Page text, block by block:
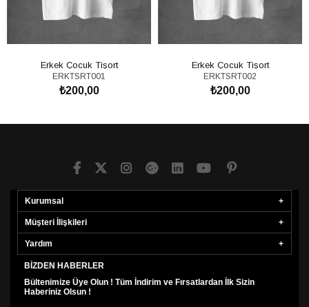
Erkek Çocuk Tişort
ERKTSRT001
₺200,00
Erkek Çocuk Tişort
ERKTSRT002
₺200,00
Kurumsal
Müşteri İlişkileri
Yardım
BIZDEN HABERLER
Bültenimize Üye Olun ! Tüm İndirim ve Fırsatlardan İlk Sizin
Haberiniz Olsun !